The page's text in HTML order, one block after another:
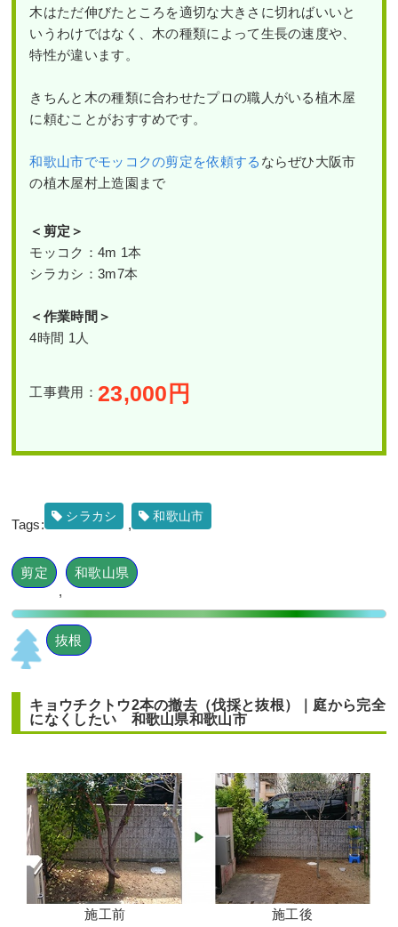
木はただ伸びたところを適切な大きさに切ればいいと
いうわけではなく、木の種類によって生長の速度や、
特性が違います。
きちんと木の種類に合わせたプロの職人がいる植木屋
に頼むことがおすすめです。
和歌山市でモッコクの剪定を依頼する ならぜひ大阪市
の植木屋村上造園まで
＜剪定 ＞
モッコク：4m 1本
シラカシ：3m7本
＜作業時間＞
4時間 1人
工事費用： 23,000 円
Tags:
シラカシ
,
和歌山市
剪定
,
和歌山県
抜根
キョウチクトウ2本の撤去（伐採と抜根）｜庭から完全
になくしたい 和歌山県和歌山市
施工前 施工後